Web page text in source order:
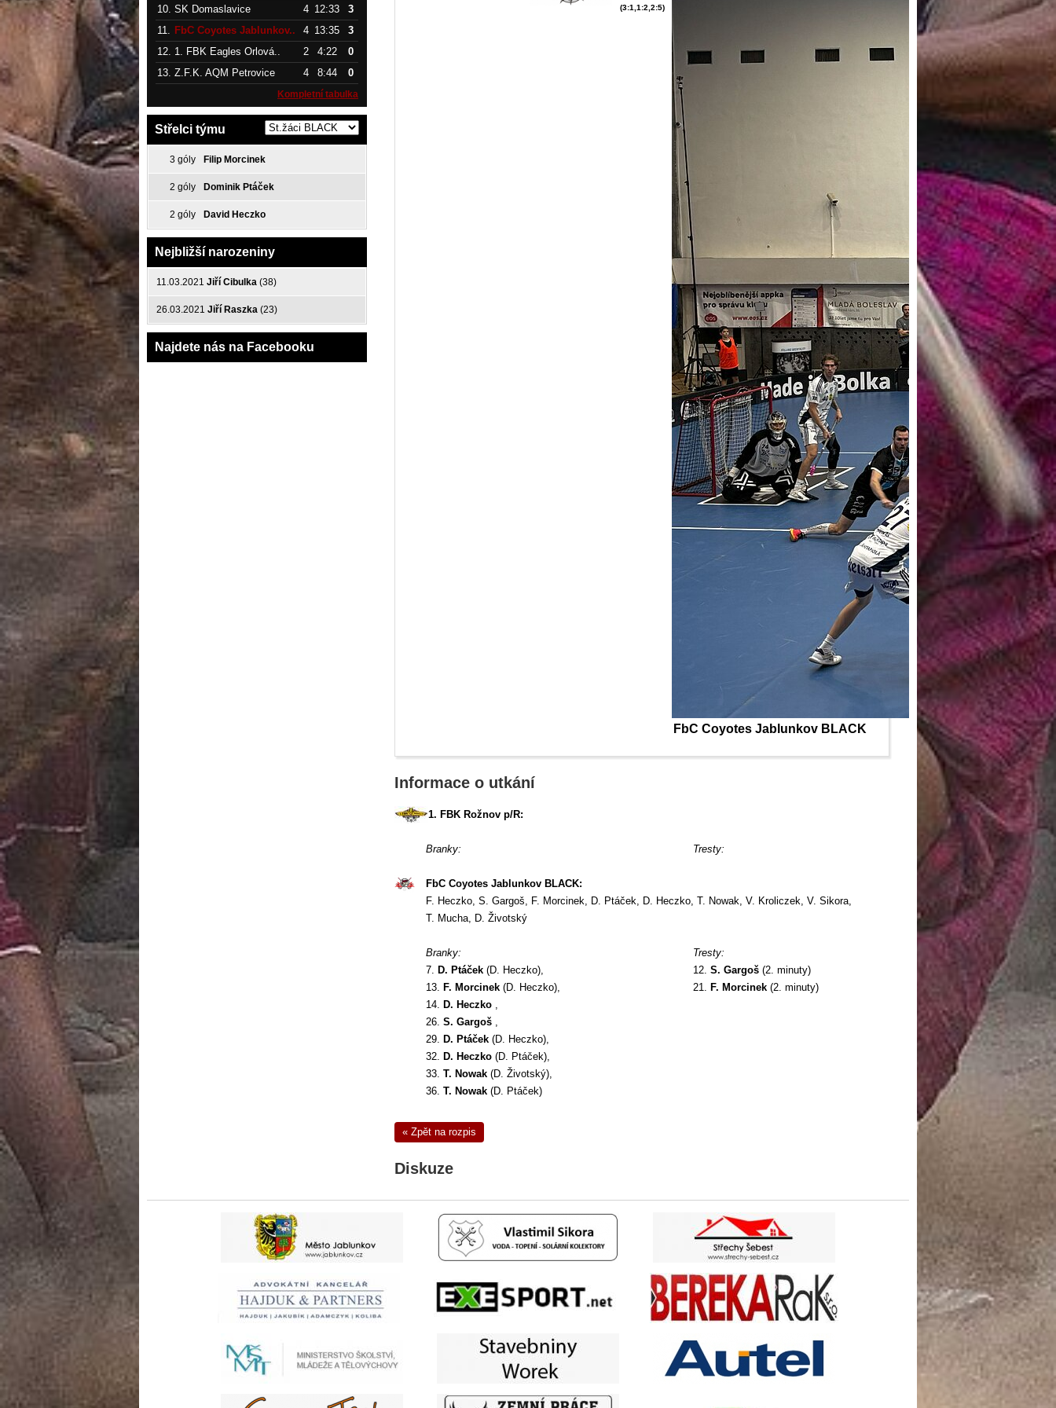
(3:1,1:2,2:5)
FbC Coyotes Jablunkov BLACK
Informace o utkání
1. FBK Rožnov p/R:
Branky: Tresty:
FbC Coyotes Jablunkov BLACK:
F. Heczko, S. Gargoš, F. Morcinek, D. Ptáček, D. Heczko, T. Nowak, V. Kroliczek, V. Sikora,
T. Mucha, D. Životský
Branky:
7. D. Ptáček (D. Heczko),
13. F. Morcinek (D. Heczko),
14. D. Heczko ,
26. S. Gargoš ,
29. D. Ptáček (D. Heczko),
32. D. Heczko (D. Ptáček),
33. T. Nowak (D. Životský),
36. T. Nowak (D. Ptáček)
Tresty:
12. S. Gargoš (2. minuty)
21. F. Morcinek (2. minuty)
« Zpět na rozpis
Diskuze
10. SK Domaslavice 4 12:33
3
11. FbC Coyotes Jablunkov.. 4 13:35
3
12. 1. FBK Eagles Orlová.. 2 4:22
0
13. Z.F.K. AQM Petrovice 4 8:44 0
Kompletní tabulka
Střelci týmu
3 góly Filip Morcinek
2 góly Dominik Ptáček
2 góly David Heczko
Nejbližší narozeniny
11.03.2021 Jiří Cibulka (38)
26.03.2021 Jiří Raszka (23)
Najdete nás na Facebooku